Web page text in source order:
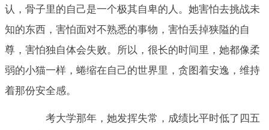
认，骨子里的自己是一个极其自卑的人。她害怕去挑战未
知的东西，害怕面对不熟悉的事物，害怕丢掉狭隘的自
尊，害怕独自体会失败。所以，很长的时间里，她都像柔
弱的小猫一样，蜷缩在自己的世界里，贪图着安逸，维持
着那份安全感。
考大学那年，她发挥失常，成绩比平时低了四五